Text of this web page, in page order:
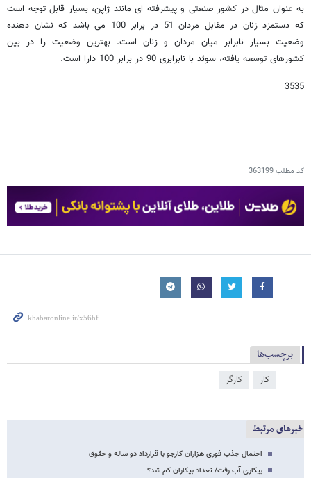
به عنوان مثال در کشور صنعتی و پیشرفته ای مانند ژاپن، بسیار قابل توجه است
که دستمزد زنان در مقابل مردان 51 در برابر 100 می باشد که نشان دهنده
وضعیت بسیار نابرابر میان مردان و زنان است. بهترین وضعیت را در بین
کشورهای توسعه یافته، سوئد با نابرابری 90 در برابر 100 دارا است.
3535
کد مطلب363199
برچسب‌ها
کار کارگر
خبرهای مرتبط
احتمال جذب فوری هزاران کارجو با قرارداد دو ساله و حقوق
بیکاری آب رفت/ تعداد بیکاران کم شد؟